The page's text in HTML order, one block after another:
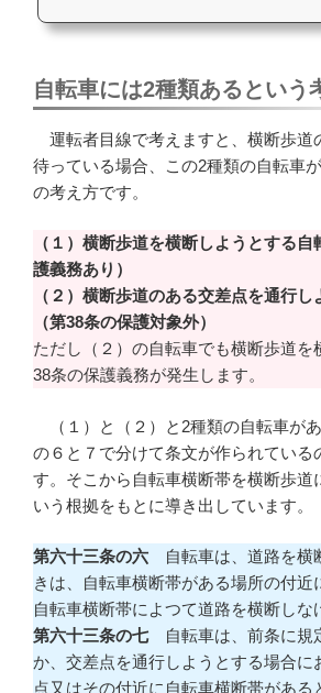
自転車には2種類あるという
運転者目線で考えますと、横断歩道
待っている場合、この2種類の自転車
の考え方です。
（１）横断歩道を横断しようとする
護義務あり）
（２）横断歩道のある交差点を通行
（第38条の保護対象外）
ただし（２）の自転車でも横断歩道を
38条の保護義務が発生します。
（１）と（２）と2種類の自転車が
の６と７で分けて条文が作られている
す。そこから自転車横断帯を横断歩道
いう根拠をもとに導き出しています。
第六十三条の六 自転車は、道路を横
きは、自転車横断帯がある場所の付近
自転車横断帯によつて道路を横断しな
第六十三条の七自転車は、前条に規
か、交差点を通行しようとする場合に
点又はその付近に自転車横断帯がある